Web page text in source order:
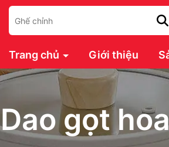
Trang chủ Giới thiệu
Dao gọt